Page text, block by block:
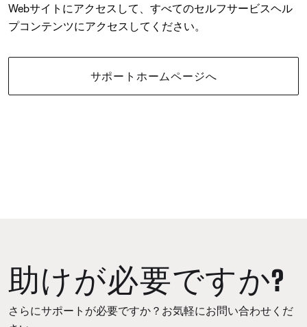
Webサイトにアクセスして、すべてのセルフサービスヘル
プコンテンツにアクセスしてください。
サポートホームページへ
助けが必要ですか?
さらにサポートが必要ですか？お気軽にお問い合わせくだ